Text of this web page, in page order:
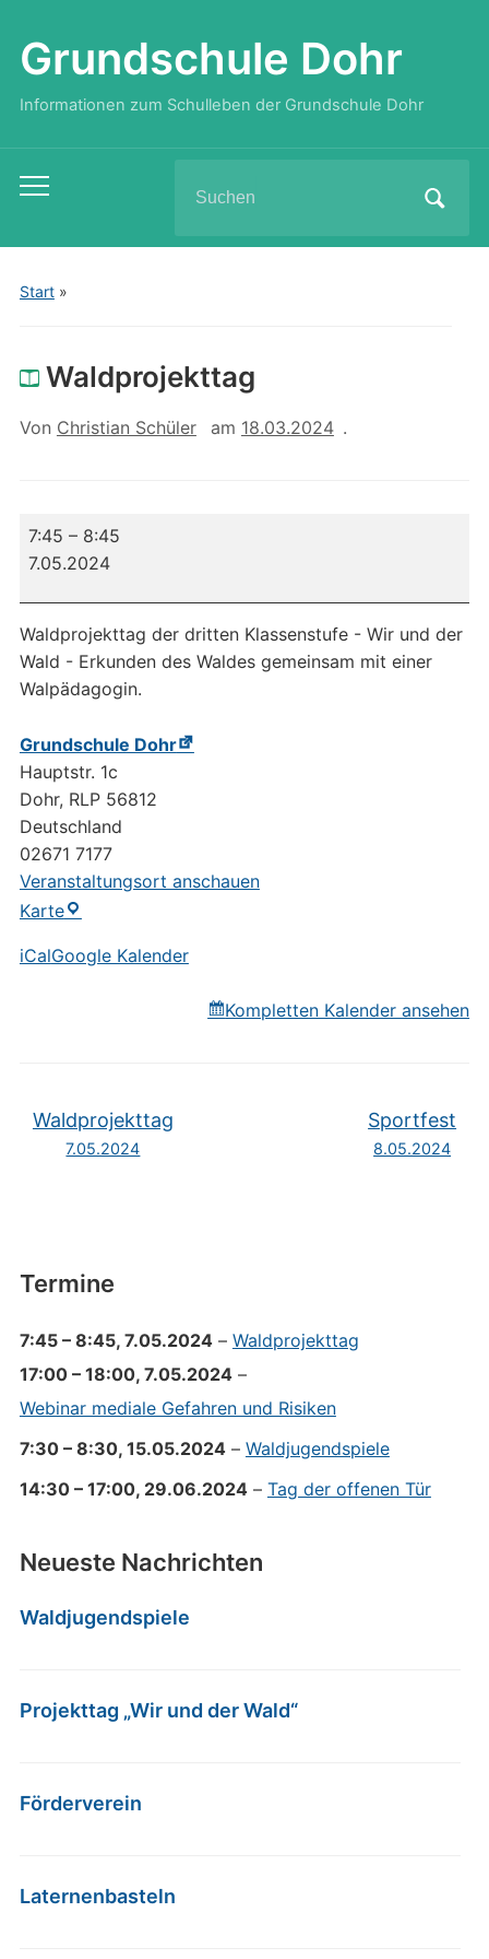
Grundschule Dohr
Informationen zum Schulleben der Grundschule Dohr
Toggle
menu
for:
Start»
Waldprojekttag
Von Christian Schüler am 18.03.2024 .
Waldprojekttag
7:45 – 8:45
7.05.2024
Waldprojekttag der dritten Klassenstufe - Wir und der
Wald - Erkunden des Waldes gemeinsam mit einer
Walpädagogin.
Grundschule Dohr
Hauptstr. 1c
Dohr, RLP 56812
Deutschland
02671 7177
Veranstaltungsort anschauen
KarteGrundschule
iCalGoogle Kalender
Kompletten Kalender ansehen
Waldprojekttag
7.05.2024
Sportfest
8.05.2024
Termine
7:45 – 8:45, 7.05.2024– Waldprojekttag
17:00 – 18:00, 7.05.2024–
Webinar mediale Gefahren und Risiken
7:30 – 8:30, 15.05.2024– Waldjugendspiele
14:30 – 17:00, 29.06.2024– Tag der offenen Tür
Neueste Nachrichten
Waldjugendspiele
Projekttag „Wir und der Wald“
Förderverein
Laternenbasteln